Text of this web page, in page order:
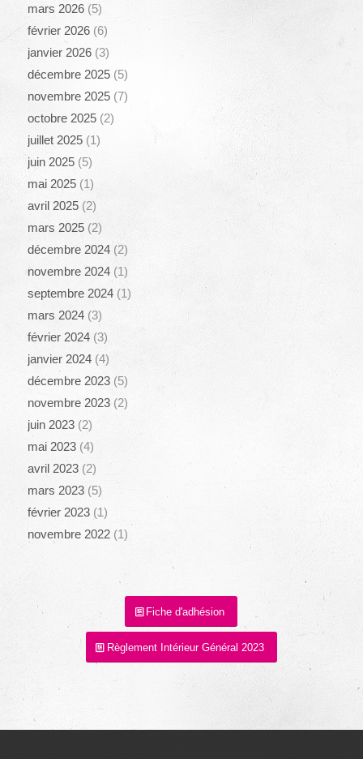
mars 2026(5)
février 2026(6)
janvier 2026(3)
décembre 2025(5)
novembre 2025(7)
octobre 2025(2)
juillet 2025(1)
juin 2025(5)
mai 2025(1)
avril 2025(2)
mars 2025(2)
décembre 2024(2)
novembre 2024(1)
septembre 2024(1)
mars 2024(3)
février 2024(3)
janvier 2024(4)
décembre 2023(5)
novembre 2023(2)
juin 2023(2)
mai 2023(4)
avril 2023(2)
mars 2023(5)
février 2023(1)
novembre 2022(1)
Fiche d'adhésion
Règlement Intérieur Général 2023